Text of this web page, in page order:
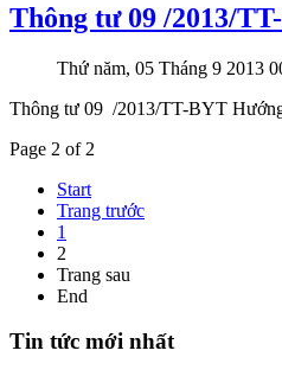
Thông tư 09 /2013/
Thứ năm, 05 Tháng 9 2013
Thông tư 09 /2013/TT-BYT
Page 2 of 2
Start
Trang trước
1
2
Trang sau
End
Tin tức mới nhất